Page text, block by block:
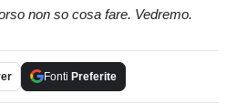
non so cosa fare. Vedremo.
Fonti Preferite